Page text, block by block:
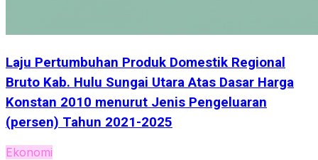
Laju Pertumbuhan Produk Domestik Regional
Bruto Kab. Hulu Sungai Utara Atas Dasar Harga
Konstan 2010 menurut Jenis Pengeluaran
(persen) Tahun 2021-2025
Ekonomi